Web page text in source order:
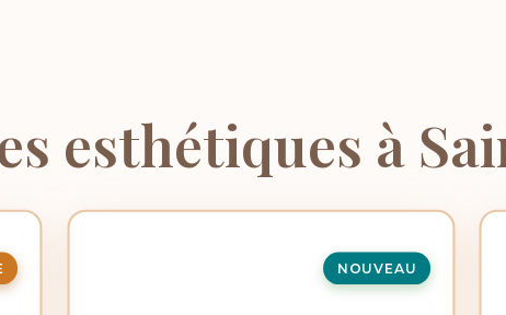
esthétiques à
NOUVEAU